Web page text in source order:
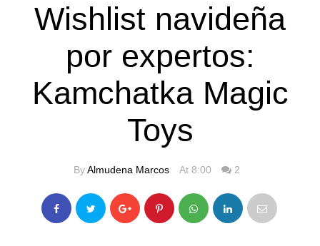
Wishlist navideña
por expertos:
Kamchatka Magic
Toys
ByAlmudena Marcos At 8:00 2